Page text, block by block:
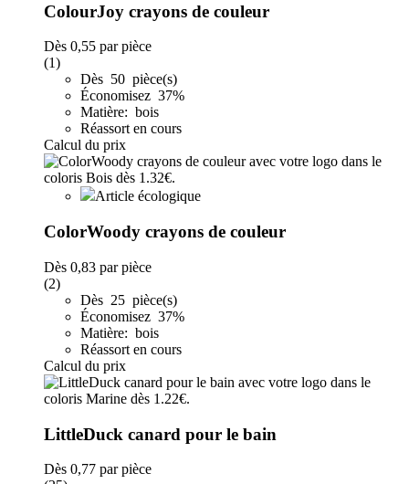
ColourJoy crayons de couleur
Dès 0,55 par pièce
(1)
Dès 50 pièce(s)
Économisez 37%
Matière: bois
Réassort en cours
Calcul du prix
Article écologique
ColorWoody crayons de couleur
Dès 0,83 par pièce
(2)
Dès 25 pièce(s)
Économisez 37%
Matière: bois
Réassort en cours
Calcul du prix
LittleDuck canard pour le bain
Dès 0,77 par pièce